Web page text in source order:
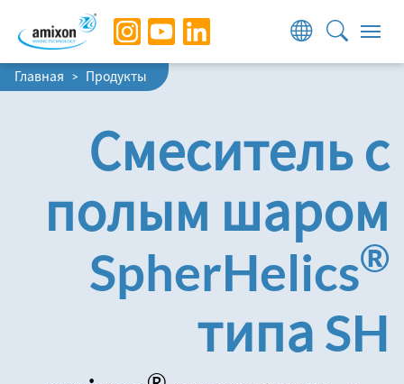
Skip to main navigation
Skip to main content
Skip to page footer
You are here:
Главная Продукты
Смеситель с
полым шаром
SpherHelics®
типа SH